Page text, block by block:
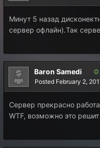
Минут 5 назад
сервер офлайн).Так
Baron Samedi
Posted February 2,
Сервер прекрасно
WTF, возможно это